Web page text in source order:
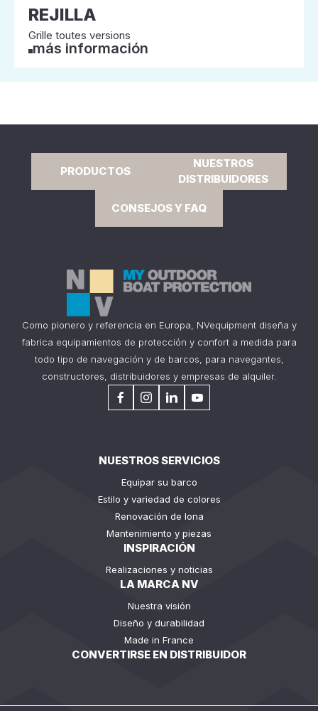
REJILLA
Grille toutes versions
más información
PRODUCTOS
NUESTROS
DISTRIBUIDORES
CONSEJOS Y FAQ
Como pionero y referencia en Europa, NVequipment diseña y
fabrica equipamientos de protección y confort a medida para
todo tipo de navegación y de barcos, para navegantes,
constructores, distribuidores y empresas de alquiler.
NUESTROS SERVICIOS
Equipar su barco
Estilo y variedad de colores
Renovación de lona
Mantenimiento y piezas
INSPIRACIÓN
Realizaciones y noticias
LA MARCA NV
Nuestra visión
Diseño y durabilidad
Made in France
CONVERTIRSE EN DISTRIBUIDOR